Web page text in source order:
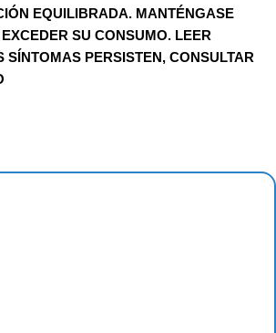
EQUILIBRADA. MANTÉNGASE
SU CONSUMO. LEER
SÍNTOMAS PERSISTEN, CONSULTAR